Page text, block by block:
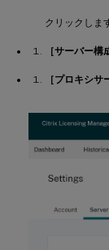
クリックしま
［サーバー構
［プロキシサ